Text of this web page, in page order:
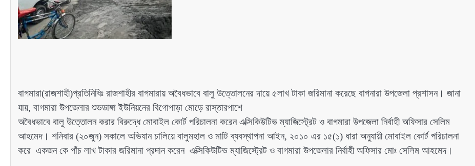
বাগমারা(রাজশাহী)প্রতিনিধিঃ রাজশাহীর বাগমারায় অবৈধভাবে বালু উত্তোলনের দায়ে ৫লাখ টাকা জরিমানা করেছে বাগনারা উপজেলা প্রশাসন। জানা
যায়, বাগমারা উপজেলার শুভডাঙ্গা ইউনিয়নের বিগোপাড়া মোড়ে রাস্তারপাশে
অবৈধভাবে বালু উত্তোলন করার বিরুদ্ধে মোবাইল কোর্ট পরিচালনা করেন এক্সিকিউটিভ ম্যাজিস্ট্রেট ও বাগমারা উপজেলা নির্বাহী অফিসার সেলিম
আহমেদ। শনিবার (২০জুন) সকালে অভিযান চালিয়ে বালুমহাল ও মাটি ব্যবস্থাপনা আইন, ২০১০ এর ১৫(১) ধারা অনুযায়ী মোবাইল কোর্ট পরিচালনা
করে একজন কে পাঁচ লাখ টাকার জরিমানা প্রদান করেন এক্সিকিউটিভ ম্যাজিস্ট্রেট ও বাগমারা উপজেলার নির্বাহী অফিসার মোঃ সেলিম আহমেদ।